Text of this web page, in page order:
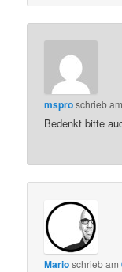
msproschrieb
Bedenkt bitte
Marioschriebam